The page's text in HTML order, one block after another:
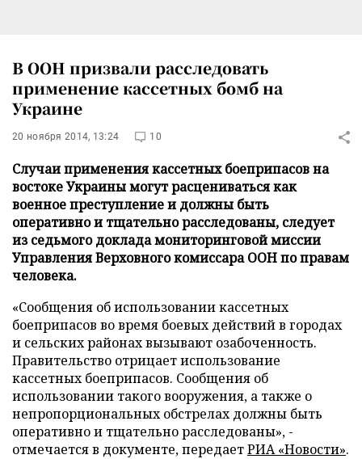
В ООН призвали расследовать
применение кассетных бомб на
Украине
20 ноября 2014, 13:24 10
Случаи применения кассетных боеприпасов на
востоке Украины могут расцениваться как
военное преступление и должны быть
оперативно и тщательно расследованы, следует
из седьмого доклада мониторинговой миссии
Управления Верховного комиссара ООН по правам
человека.
«Сообщения об использовании кассетных
боеприпасов во время боевых действий в городах
и сельских районах вызывают озабоченность.
Правительство отрицает использование
кассетных боеприпасов. Сообщения об
использовании такого вооружения, а также о
непропорциональных обстрелах должны быть
оперативно и тщательно расследованы», -
отмечается в документе, передаетРИА «Новости».